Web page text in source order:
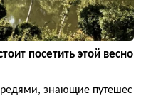
посетить этой весно
знающие путешес